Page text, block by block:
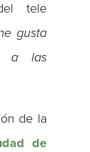
tele
gusta
a las
de la
de